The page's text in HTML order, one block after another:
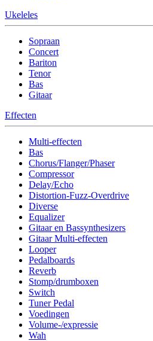
Ukeleles
Sopraan
Concert
Bariton
Tenor
Bas
Gitaar
Effecten
Multi-effecten
Bas
Chorus/Flanger/Phaser
Compressor
Delay/Echo
Distortion-Fuzz-Overdrive
Diverse
Equalizer
Gitaar en Bassynthesizers
Gitaar Multi-effecten
Looper
Pedalboards
Reverb
Stomp/drumboxen
Switch
Tuner Pedal
Voedingen
Volume-/expressie
Wah